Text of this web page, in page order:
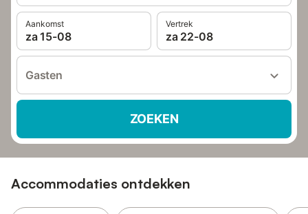
Aankomst
za 15-08
Vertrek
za 22-08
Gasten
ZOEKEN
Accommodaties ontdekken